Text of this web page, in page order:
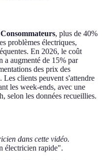
, plus de 40%
problèmes électriques,
En 2026, le coût
a augmenté de 15% par
des prix des
Les clients peuvent s'attendre
les week-ends, avec une
selon les données recueillies.
dans cette vidéo.
électricien rapide".